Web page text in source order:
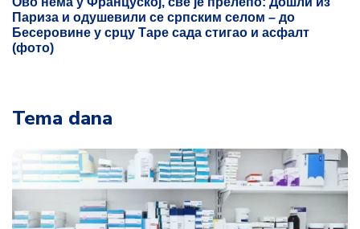
Париза и одушевили се српским селом – до
Бесеровине у срцу Таре сада стигао и асфалт
(фото)
Tema dana